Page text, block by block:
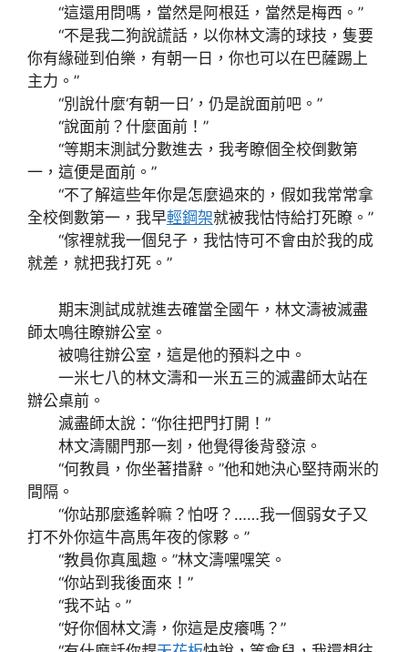
“這還用問嗎，當然是阿根廷，當然是梅西。”
“不是我二狗說謊話，以你林文濤的球技，隻要
你有緣碰到伯樂，有朝一日，你也可以在巴薩踢上
主力。”
“別說什麼‘有朝一日’，仍是說面前吧。”
“說面前？什麼面前！”
“等期末測試分數進去，我考瞭個全校倒數第
一，這便是面前。”
“不了解這些年你是怎麼過來的，假如我常常拿
全校倒數第一，我早輕鋼架就被我怙恃給打死瞭。”
“傢裡就我一個兒子，我怙恃可不會由於我的成
就差，就把我打死。”
期末測試成就進去確當全國午，林文濤被滅盡
師太鳴往瞭辦公室。
被鳴往辦公室，這是他的預料之中。
一米七八的林文濤和一米五三的滅盡師太站在
辦公桌前。
滅盡師太說：“你往把門打開！”
林文濤關門那一刻，他覺得後背發涼。
“何教員，你坐著措辭。”他和她決心堅持兩米的
間隔。
“你站那麼遙幹嘛？怕呀？……我一個弱女子又
打不外你這牛高馬年夜的傢夥。”
“教員你真風趣。”林文濤嘿嘿笑。
“你站到我後面來！”
“我不站。”
“好你個林文濤，你這是皮癢嗎？”